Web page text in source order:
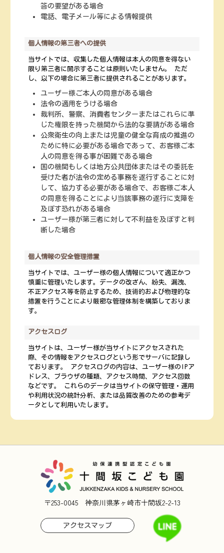
答の要望がある場合
電話、電子メール等による情報提供
個人情報の第三者への提供
当サイトでは、収集した個人情報は本人の同意を得ない
限り第三者に開示することは原則いたしません。 ただ
し、以下の場合に第三者に提供されることがあります。
ユーザー様ご本人の同意がある場合
法令の適用をうける場合
裁判所、警察、消費者センターまたはこれらに準
じた権限を持った機関から法的な要請がある場合
公衆衛生の向上または児童の健全な育成の推進の
ために特に必要がある場合であって、お客様ご本
人の同意を得る事が困難である場合
国の機関もしくは地方公共団体またはその委託を
受けた者が法令の定める事務を遂行することに対
して、協力する必要がある場合で、お客様ご本人
の同意を得ることにより当該事務の遂行に支障を
及ぼす恐れがある場合
ユーザー様が第三者に対して不利益を及ぼすと判
断した場合
個人情報の安全管理措置
当サイトでは、ユーザー様の個人情報について適正かつ
慎重に管理いたします。データの改ざん、紛失、漏洩、
不正アクセス等を防止するため、技術的および物理的な
措置を行うことにより厳密な管理体制を構築しておりま
す。
アクセスログ
当サイトは、ユーザー様が当サイトにアクセスされた
際、その情報をアクセスログという形でサーバに記録し
ております。 アクセスログの内容は、ユーザー様のIPア
ドレス、ブラウザの種類、アクセス時間、アクセス回数
などです。 これらのデータは当サイトの保守管理・運用
や利用状況の統計分析、または品質改善のための参考デ
ータとして利用いたします。
〒253-0045 神奈川県茅ヶ崎市十間坂2-2-13
アクセスマップ